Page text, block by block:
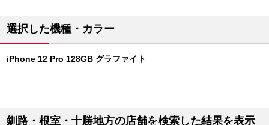
選択した機種・カラー
iPhone 12 Pro 128GB グラファイト
釧路・根室・十勝地方の店舗を検索した結果を表示